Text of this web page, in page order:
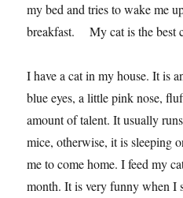
my bed and tries to wake me
breakfast. My cat is the best
I have a cat in my house. It is
blue eyes, a little pink nose,
amount of talent. It usually
mice, otherwise, it is sleeping
me to come home. I feed my
month. It is very funny when I